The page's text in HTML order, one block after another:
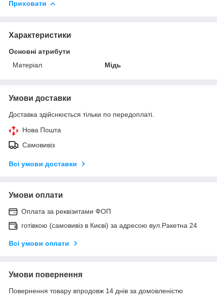
Приховати
Характеристики
Основні атрибути
Матеріал
Мідь
Умови доставки
Доставка здійснюється тільки по передоплаті.
Нова Пошта
Самовивіз
Всі умови доставки
Умови оплати
Оплата за реквізитами ФОП
готівкою (самовивіз в Києві) за адресою вул.Ракетна 24
Всі умови оплати
Умови повернення
Повернення товару впродовж 14 днів за домовленістю